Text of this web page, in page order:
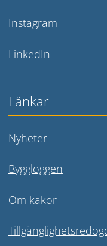
InstagramLänk till
LinkedInLänk till
Länkar
Nyheter
Byggloggen
Om kakor